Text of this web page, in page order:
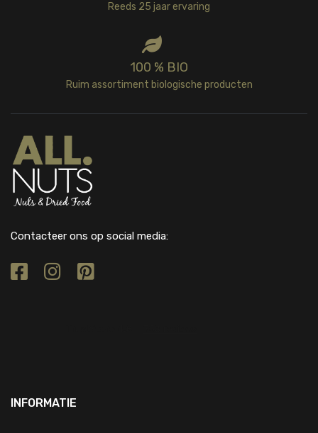
Reeds 25 jaar ervaring
100 % BIO
Ruim assortiment biologische producten
Contacteer ons op social media:
INFORMATIE